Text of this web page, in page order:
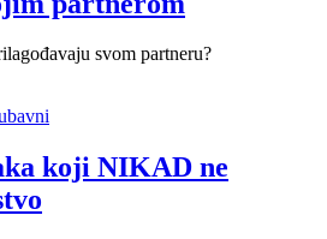
svom partneru?
koji NIKAD ne